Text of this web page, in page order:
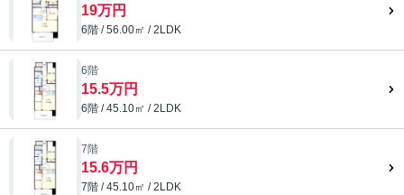
19万円
6階 / 56.00㎡ / 2LDK
6階
15.5万円
6階 / 45.10㎡ / 2LDK
7階
15.6万円
7階 / 45.10㎡ / 2LDK